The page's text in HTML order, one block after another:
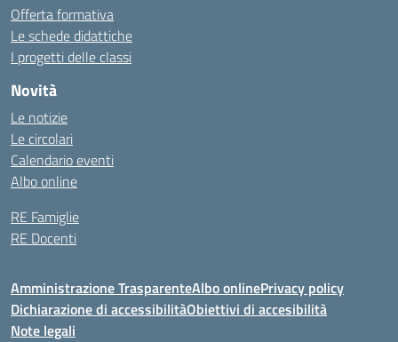
Offerta formativa
Le schede didattiche
I progetti delle classi
Novità
Le notizie
Le circolari
Calendario eventi
Albo online
RE Famiglie
RE Docenti
Amministrazione TrasparenteAlbo onlinePrivacy policy
Dichiarazione di accessibilitàObiettivi di accesibilità
Note legali